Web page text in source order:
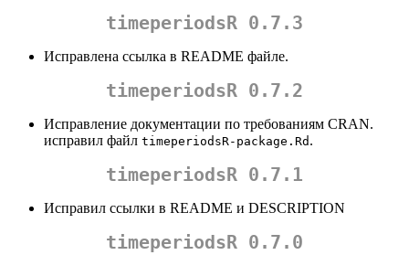
timeperiodsR 0.7.3
Исправлена ссылка в README файле.
timeperiodsR 0.7.2
Исправление документации по требованиям CRAN.
исправил файл timeperiodsR-package.Rd .
timeperiodsR 0.7.1
Исправил ссылки в README и DESCRIPTION
timeperiodsR 0.7.0